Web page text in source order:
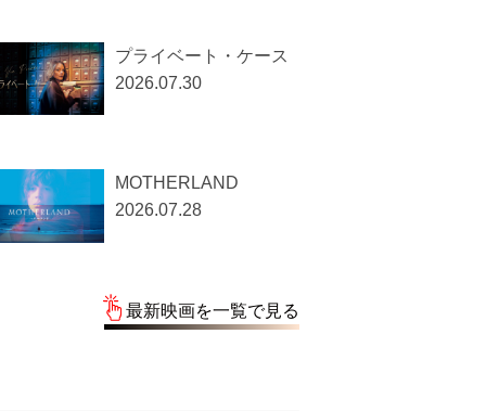
プライベート・ケース
2026.07.30
MOTHERLAND
2026.07.28
最新映画を一覧で見る